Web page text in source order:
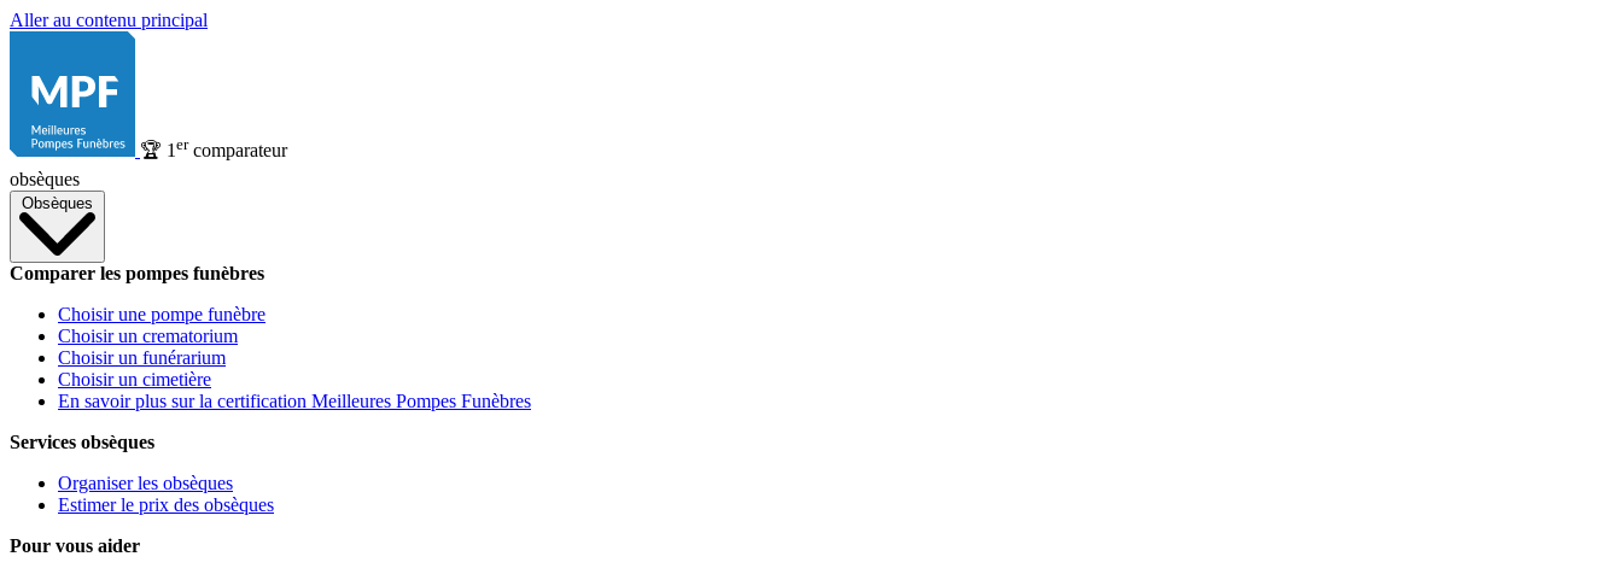
Aller au contenu principal
🏆 1 ercomparateur
obsèques
Obsèques
Comparer les pompes funèbres
Choisir une pompe funèbre
Choisir un crematorium
Choisir un funérarium
Choisir un cimetière
En savoir plus sur la certification Meilleures Pompes Funèbres
Services obsèques
Organiser les obsèques
Estimer le prix des obsèques
Pour vous aider